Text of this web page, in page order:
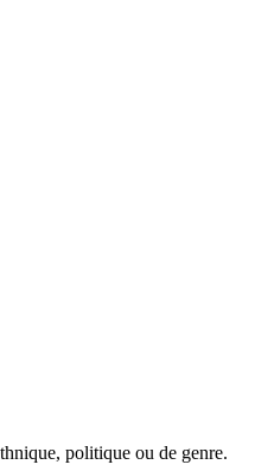
politique ou de genre.